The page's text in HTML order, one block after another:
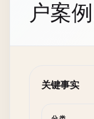
户案例
关键事实